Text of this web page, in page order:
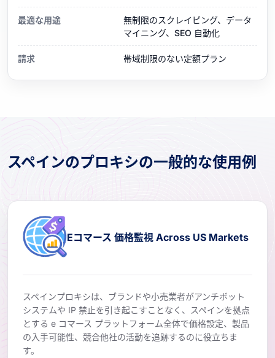
最適な用途
無制限のスクレイピング、データ
マイニング、SEO 自動化
請求 帯域制限のない定額プラン
スペインのプロキシの一般的な使用例
Eコマース 価格監視 Across US Markets
スペインプロキシは、ブランドや小売業者がアンチボット
システムや IP 禁止を引き起こすことなく、スペインを拠点
とする e コマース プラットフォーム全体で価格設定、製品
の入手可能性、競合他社の活動を追跡するのに役立ちま
す。